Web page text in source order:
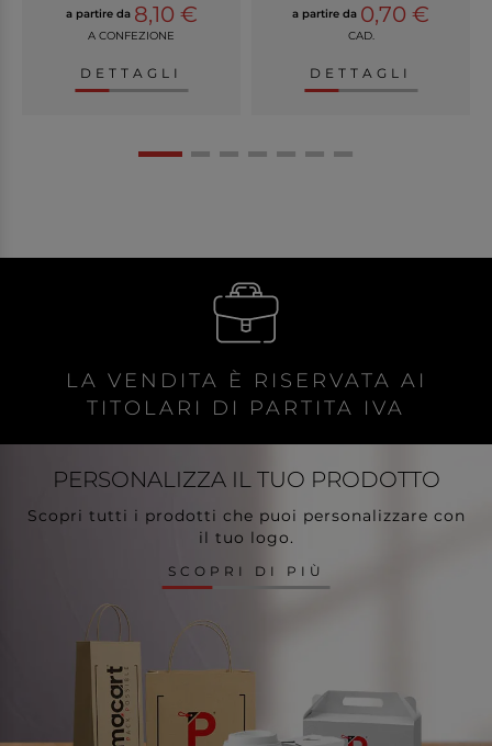
a partire da 8,10 €
A CONFEZIONE
DETTAGLI
a partire da 0,70 €
CAD.
DETTAGLI
LA VENDITA È RISERVATA AI
TITOLARI DI PARTITA IVA
PERSONALIZZA IL TUO PRODOTTO
Scopri tutti i prodotti che puoi personalizzare con
il tuo logo.
SCOPRI DI PIÙ